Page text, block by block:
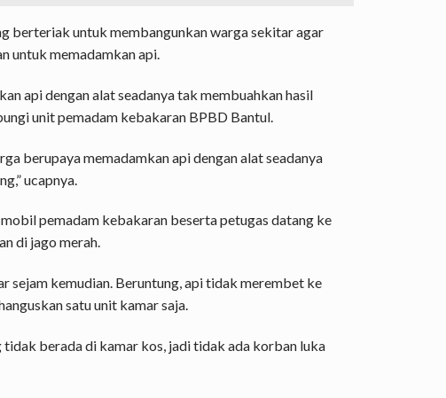
berteriak untuk membangunkan warga sekitar agar
untuk memadamkan api.
api dengan alat seadanya tak membuahkan hasil
unit pemadam kebakaran BPBD Bantul.
berupaya memadamkan api dengan alat seadanya
ucapnya.
pemadam kebakaran beserta petugas datang ke
di jago merah.
sejam kemudian. Beruntung, api tidak merembet ke
satu unit kamar saja.
tidak berada di kamar kos, jadi tidak ada korban luka